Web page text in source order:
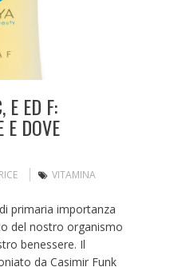
E ED F:
E DOVE
VITAMINA
primaria importanza
del nostro organismo
benessere. Il
da Casimir Funk